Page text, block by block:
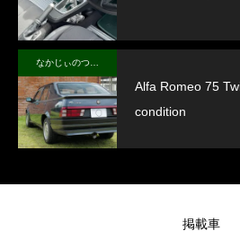
Alfa Romeo 75
condition
掲載車